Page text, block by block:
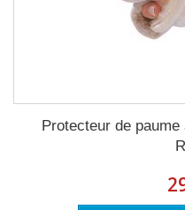
Protecteur de